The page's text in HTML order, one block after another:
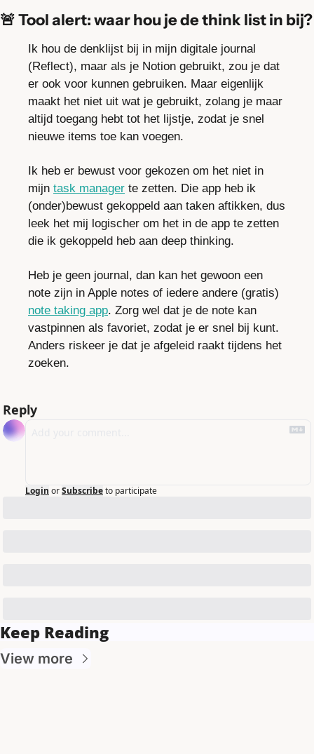
🚨 Tool alert: waar hou je de think list in bij?
Ik hou de denklijst bij in mijn digitale journal
(Reflect), maar als je Notion gebruikt, zou je dat
er ook voor kunnen gebruiken. Maar eigenlijk
maakt het niet uit wat je gebruikt, zolang je maar
altijd toegang hebt tot het lijstje, zodat je snel
nieuwe items toe kan voegen.
Ik heb er bewust voor gekozen om het niet in
mijn task manager te zetten. Die app heb ik
(onder)bewust gekoppeld aan taken aftikken, dus
leek het mij logischer om het in de app te zetten
die ik gekoppeld heb aan deep thinking.
Heb je geen journal, dan kan het gewoon een
note taking app. Zorg wel dat je de note kan
vastpinnen als favoriet, zodat je er snel bij kunt.
Anders riskeer je dat je afgeleid raakt tijdens het
zoeken.
Reply
Login orSubscribeto participate
Keep Reading
View more